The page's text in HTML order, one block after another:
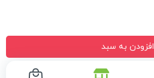
افزودن به سبد